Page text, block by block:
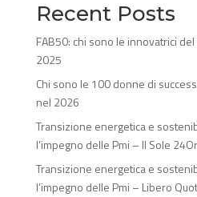
Recent Posts
FAB50: chi sono le innovatrici
2025
Chi sono le 100 donne di
nel 2026
Transizione energetica e
l’impegno delle Pmi – Il Sole
Transizione energetica e
l’impegno delle Pmi – Libero